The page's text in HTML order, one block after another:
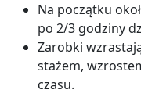
Na początku
po 2/3 godziny
Zarobki
stażem,
czasu.